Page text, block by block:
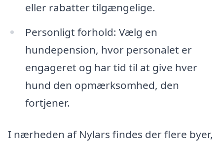
eller rabatter tilgængelige.
Personligt forhold: Vælg en
hundepension, hvor personalet er
engageret og har tid til at give hver
hund den opmærksomhed, den
fortjener.
I nærheden af Nylars findes der flere byer,